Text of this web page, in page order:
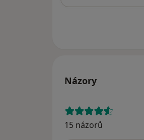
Názory
15 názorů